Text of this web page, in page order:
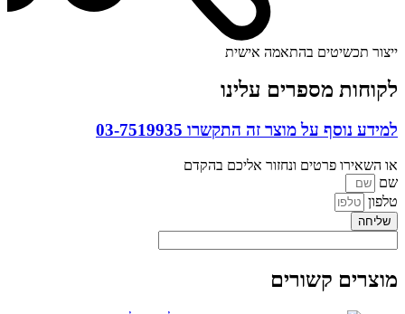
ייצור תכשיטים בהתאמה אישית
לקוחות מספרים עלינו
למידע נוסף על מוצר זה התקשרו 03-7519935
או השאירו פרטים ונחזור אליכם בהקדם
שם
טלפון
שליחה
מוצרים קשורים